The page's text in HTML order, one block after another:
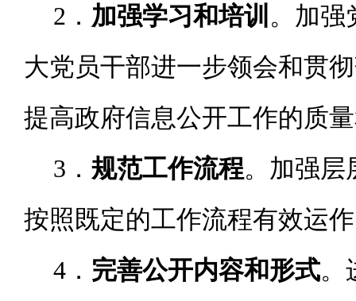
2 ． 加强学习和培训 。加强
大党员干部进一步领会和贯
提高政府信息公开工作的质
3 ． 规范工作流程。加强层
按照既定的工作流程有效运
4 ． 完善公开内容和形式。